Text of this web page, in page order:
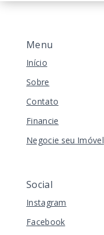
Menu
Início
Sobre
Contato
Financie
Negocie seu Imóvel
Social
Instagram
Facebook